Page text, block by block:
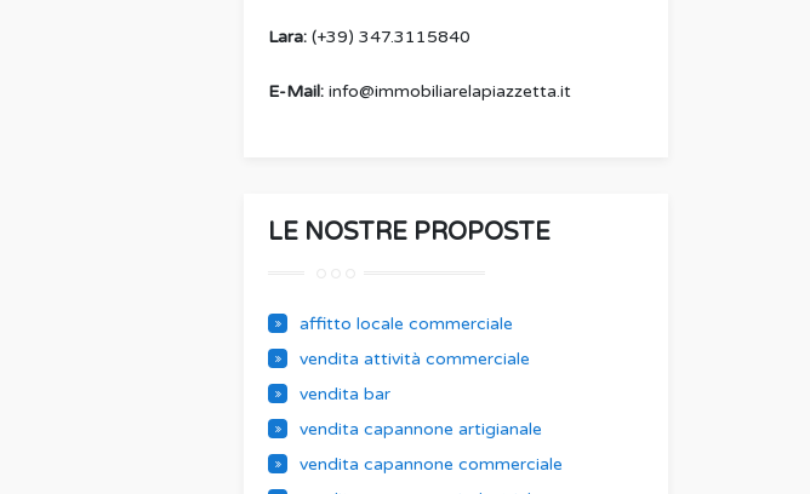
Lara: (+39) 347.3115840
E-Mail: info@immobiliarelapiazzetta.it
LE NOSTRE PROPOSTE
affitto locale commerciale
vendita attività commerciale
vendita bar
vendita capannone artigianale
vendita capannone commerciale